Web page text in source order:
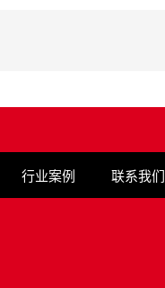
行业案例 联系我们